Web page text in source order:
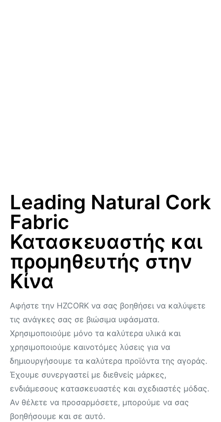
Leading Natural Cork
Fabric
Κατασκευαστής και
προμηθευτής στην
Κίνα
Αφήστε την HZCORK να σας βοηθήσει να καλύψετε
τις ανάγκες σας σε βιώσιμα υφάσματα.
Χρησιμοποιούμε μόνο τα καλύτερα υλικά και
χρησιμοποιούμε καινοτόμες λύσεις για να
δημιουργήσουμε τα καλύτερα προϊόντα της αγοράς.
Έχουμε συνεργαστεί με διεθνείς μάρκες,
ενδιάμεσους κατασκευαστές και σχεδιαστές μόδας.
Αν θέλετε να προσαρμόσετε, μπορούμε να σας
βοηθήσουμε και σε αυτό.